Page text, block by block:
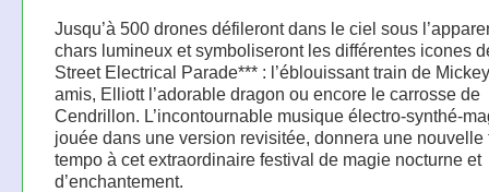
Jusqu’à 500 drones défileront dans le ciel sous
chars lumineux et symboliseront les différentes icones
Street Electrical Parade*** : l’éblouissant train de
amis, Elliott l’adorable dragon ou encore le carrosse de
Cendrillon. L’incontournable musique électro-synthé-
jouée dans une version revisitée, donnera une nouvelle
tempo à cet extraordinaire festival de magie nocturne et
d’enchantement.